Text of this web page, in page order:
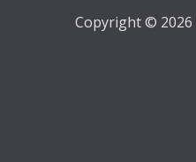
Copyright © 2026